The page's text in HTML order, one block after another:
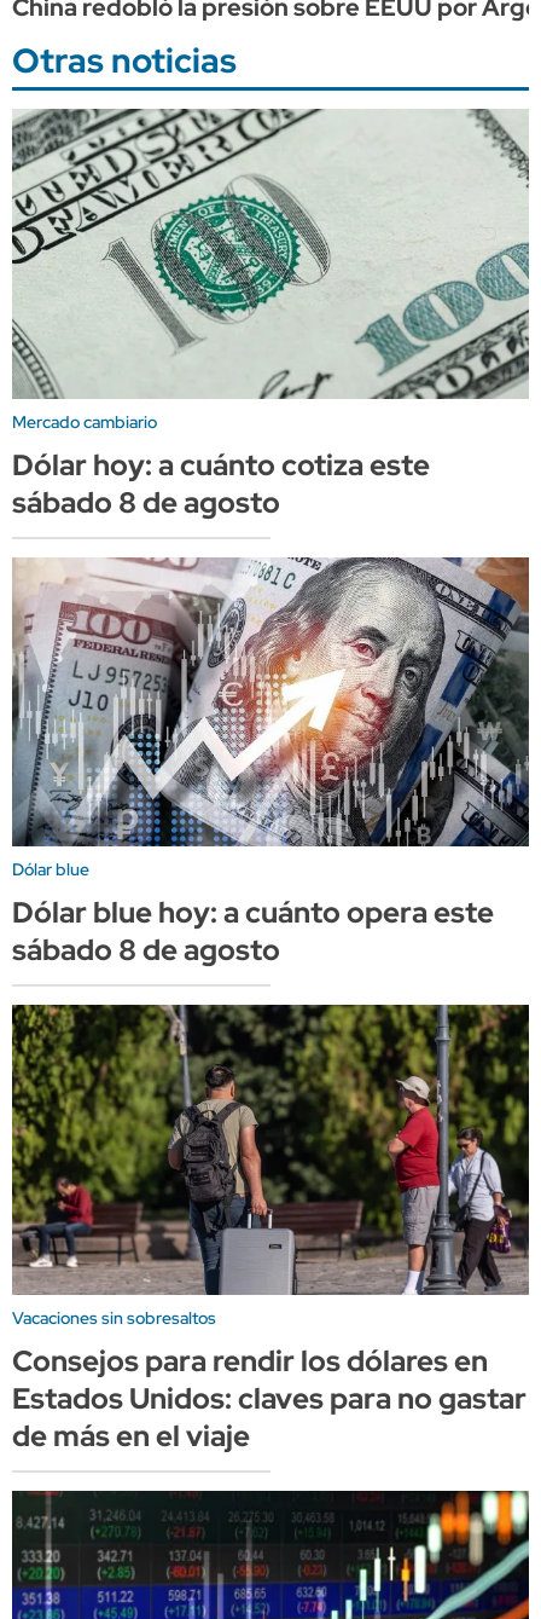
China redobló la presión sobre EEUU por
Otras noticias
Mercado cambiario
Dólar hoy: a cuánto cotiza este
sábado 8 de agosto
Dólar blue
Dólar blue hoy: a cuánto opera este
sábado 8 de agosto
Vacaciones sin sobresaltos
Consejos para rendir los dólares en
Estados Unidos: claves para no gastar
de más en el viaje